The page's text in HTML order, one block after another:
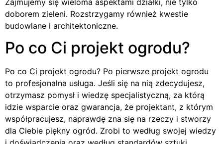
doborem zieleni. Rozstrzygamy również kwestie
budowlane i architektoniczne.
Po co Ci projekt ogrodu?
Po co Ci projekt ogrodu? Po pierwsze projekt ogrodu
to profesjonalna usługa. Jeśli się na nią zdecydujesz,
otrzymasz pomysł i wiedzę specjalistyczną, za którą
idzie wsparcie oraz gwarancja, że projektant, z którym
współpracujesz, naprawdę zna się na rzeczy i stworzy
dla Ciebie piękny ogród. Zrobi to według swojej wiedzy